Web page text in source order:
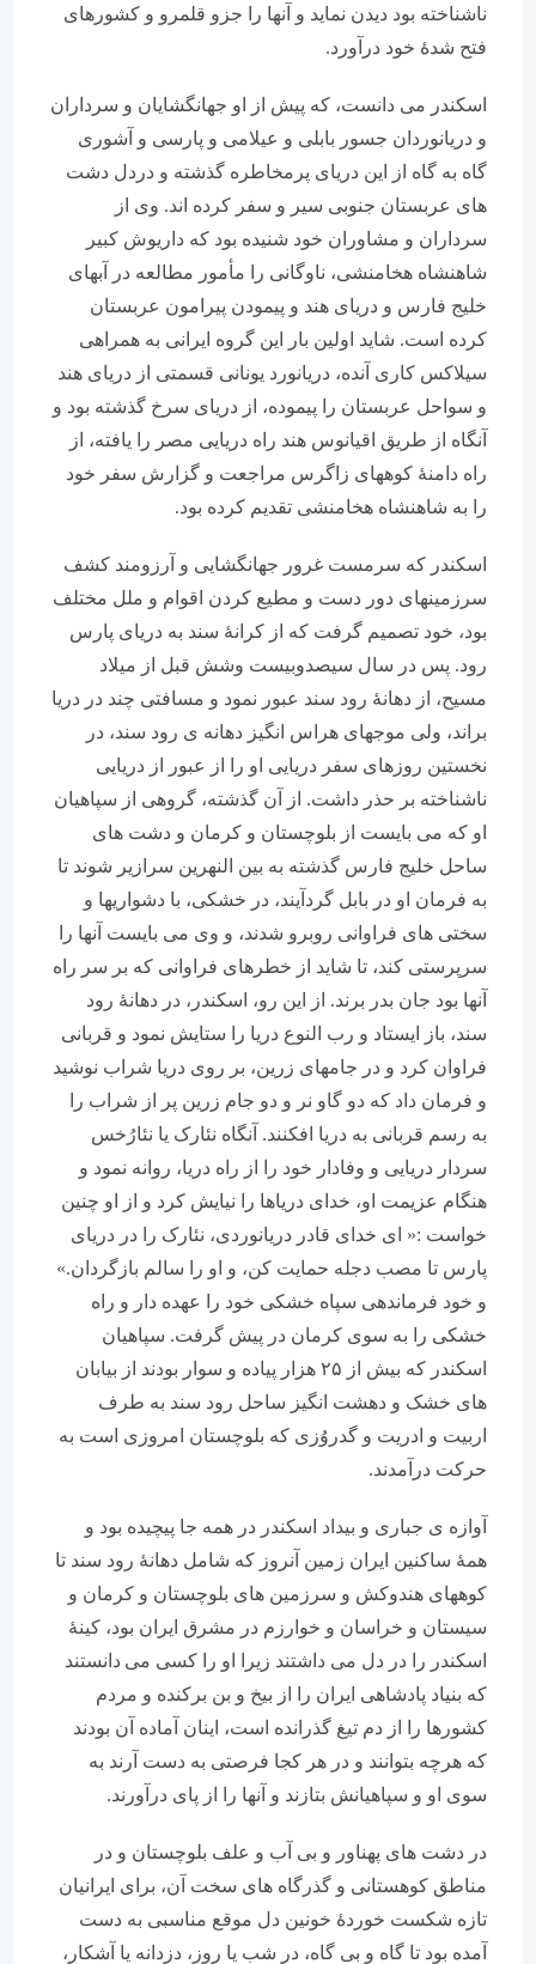
ناشناخته بود دیدن نماید و آنها را جزو قلمرو و کشورهای
فتح شدۀ خود درآورد.
اسکندر می دانست، که پیش از او جهانگشایان و سرداران
و دریانوردان جسور بابلی و عیلامی و پارسی و آشوری
گاه به گاه از این دریای پرمخاطره گذشته و دردل دشت
های عربستان جنوبی سیر و سفر کرده اند. وی از
سرداران و مشاوران خود شنیده بود که داریوش کبیر
شاهنشاه هخامنشی، ناوگانی را مأمور مطالعه در آبهای
خلیج فارس و دریای هند و پیمودن پیرامون عربستان
کرده است. شاید اولین بار این گروه ایرانی به همراهی
سیلاکس کاری آنده، دریانورد یونانی قسمتی از دریای هند
و سواحل عربستان را پیموده، از دریای سرخ گذشته بود و
آنگاه از طریق اقیانوس هند راه دریایی مصر را یافته، از
راه دامنۀ کوههای زاگرس مراجعت و گزارش سفر خود
را به شاهنشاه هخامنشی تقدیم کرده بود.
اسکندر که سرمست غرور جهانگشایی و آرزومند کشف
سرزمینهای دور دست و مطیع کردن اقوام و ملل مختلف
بود، خود تصمیم گرفت که از کرانۀ سند به دریای پارس
رود. پس در سال سیصدوبیست وشش قبل از میلاد
مسیح، از دهانۀ رود سند عبور نمود و مسافتی چند در دریا
براند، ولی موجهای هراس انگیز دهانه ی رود سند، در
نخستین روزهای سفر دریایی او را از عبور از دریایی
ناشناخته بر حذر داشت. از آن گذشته، گروهی از سپاهیان
او که می بایست از بلوچستان و کرمان و دشت های
ساحل خلیج فارس گذشته به بین النهرین سرازیر شوند تا
به فرمان او در بابل گردآیند، در خشکی، با دشواریها و
سختی های فراوانی روبرو شدند، و وی می بایست آنها را
سرپرستی کند، تا شاید از خطرهای فراوانی که بر سر راه
آنها بود جان بدر برند. از این رو، اسکندر، در دهانۀ رود
سند، باز ایستاد و رب النوع دریا را ستایش نمود و قربانی
فراوان کرد و در جامهای زرین، بر روی دریا شراب نوشید
و فرمان داد که دو گاو نر و دو جام زرین پر از شراب را
به رسم قربانی به دریا افکنند. آنگاه نئارک یا نئارُخس
سردار دریایی و وفادار خود را از راه دریا، روانه نمود و
هنگام عزیمت او، خدای دریاها را نیایش کرد و از او چنین
خواست :« ای خدای قادر دریانوردی، نئارک را در دریای
پارس تا مصب دجله حمایت کن، و او را سالم بازگردان.»
و خود فرماندهی سپاه خشکی خود را عهده دار و راه
خشکی را به سوی کرمان در پیش گرفت. سپاهیان
اسکندر که بیش از ۲۵ هزار پیاده و سوار بودند از بیابان
های خشک و دهشت انگیز ساحل رود سند به طرف
اربیت و ادریت و گدروُزی که بلوچستان امروزی است به
حرکت درآمدند.
آوازه ی جباری و بیداد اسکندر در همه جا پیچیده بود و
همۀ ساکنین ایران زمین آنروز که شامل دهانۀ رود سند تا
کوههای هندوکش و سرزمین های بلوچستان و کرمان و
سیستان و خراسان و خوارزم در مشرق ایران بود، کینۀ
اسکندر را در دل می داشتند زیرا او را کسی می دانستند
که بنیاد پادشاهی ایران را از بیخ و بن برکنده و مردم
کشورها را از دم تیغ گذرانده است، اینان آماده آن بودند
که هرچه بتوانند و در هر کجا فرصتی به دست آرند به
سوی او و سپاهیانش بتازند و آنها را از پای درآورند.
در دشت های پهناور و بی آب و علف بلوچستان و در
مناطق کوهستانی و گذرگاه های سخت آن، برای ایرانیان
تازه شکست خوردۀ خونین دل موقع مناسبی به دست
آمده بود تا گاه و بی گاه، در شب یا روز، دزدانه یا آشکار،